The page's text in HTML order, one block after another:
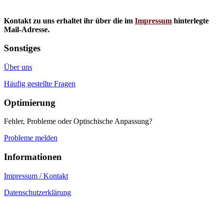
Kontakt zu uns erhaltet ihr über die im Impressum hinterlegte
Mail-Adresse.
Sonstiges
Über uns
Häufig gestellte Fragen
Optimierung
Fehler, Probleme oder Optischische Anpassung?
Probleme melden
Informationen
Impressum / Kontakt
Datenschutzerklärung